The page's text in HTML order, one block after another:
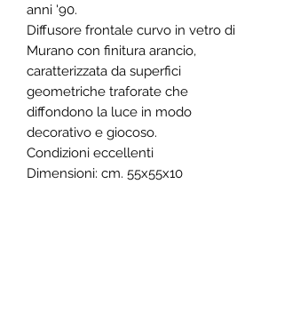
anni '90.
Diffusore frontale curvo in vetro di
Murano con finitura arancio,
caratterizzata da superfici
geometriche traforate che
diffondono la luce in modo
decorativo e giocoso.
Condizioni eccellenti
Dimensioni: cm. 55x55x10